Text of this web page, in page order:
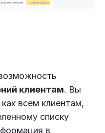
клиентам. Вы
всем клиентам,
списку
в